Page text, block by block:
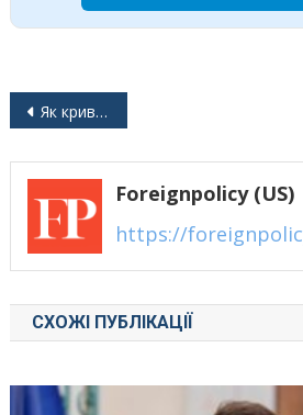
Навігація
Як криваве минуле змінює політику в Польщі та Україні
Foreignpolicy (US)
https://
СХОЖІ ПУБЛІКАЦІЇ